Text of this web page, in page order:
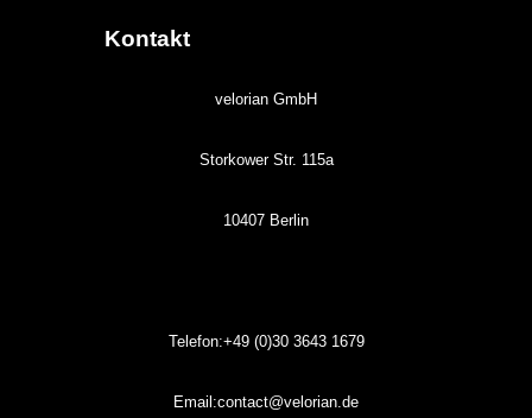
Kontakt
velorian GmbH
Storkower Str. 115a
10407 Berlin
Telefon:+49 (0)3036431679
Email:contact@velorian.de